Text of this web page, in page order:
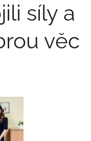
síly a
věc